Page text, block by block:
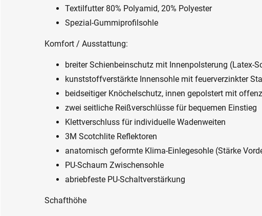
Textilfutter 80% Polyamid, 20% Polyester
Spezial-Gummiprofilsohle
Komfort / Ausstattung:
breiter Schienbeinschutz mit Innenpolsterung (Latex-
kunststoffverstärkte Innensohle mit feuerverzinkter
beidseitiger Knöchelschutz, innen gepolstert mit
zwei seitliche Reißverschlüsse für bequemen Einstieg
Klettverschluss für individuelle Wadenweiten
3M Scotchlite Reflektoren
anatomisch geformte Klima-Einlegesohle (Stärke
PU-Schaum Zwischensohle
abriebfeste PU-Schaltverstärkung
Schafthöhe